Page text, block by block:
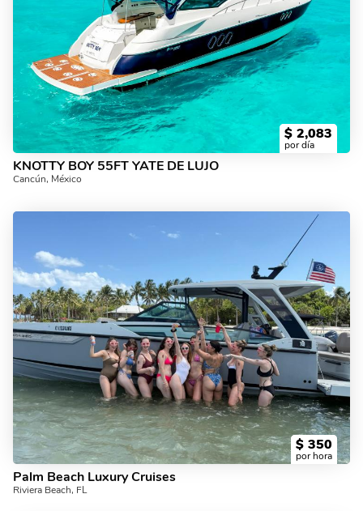
$ 2,083
por día
KNOTTY BOY 55FT YATE DE LUJO
Cancún, México
$ 350
por hora
Palm Beach Luxury Cruises
Riviera Beach, FL